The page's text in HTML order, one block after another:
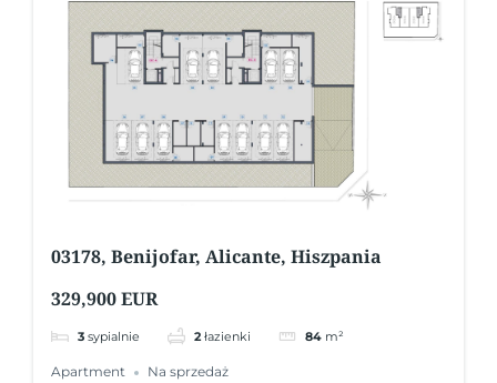
03178, Benijofar, Alicante, Hiszpania
329,900 EUR
3 sypialnie 2 łazienki 84 m²
Apartment Na sprzedaż